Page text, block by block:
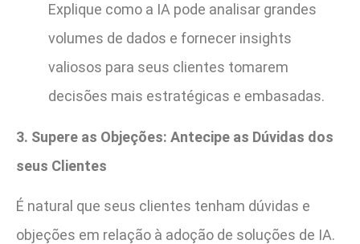
Explique como a IA pode analisar grandes
volumes de dados e fornecer insights
valiosos para seus clientes tomarem
decisões mais estratégicas e embasadas.
3. Supere as Objeções: Antecipe as Dúvidas dos
seus Clientes
É natural que seus clientes tenham dúvidas e
objeções em relação à adoção de soluções de IA.